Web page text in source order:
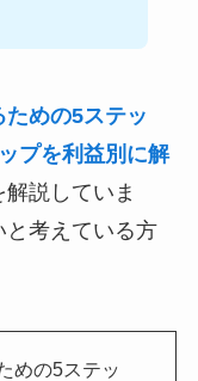
めの5ステッ
プを利益別に解
説していま
考えている方
めの5ステッ